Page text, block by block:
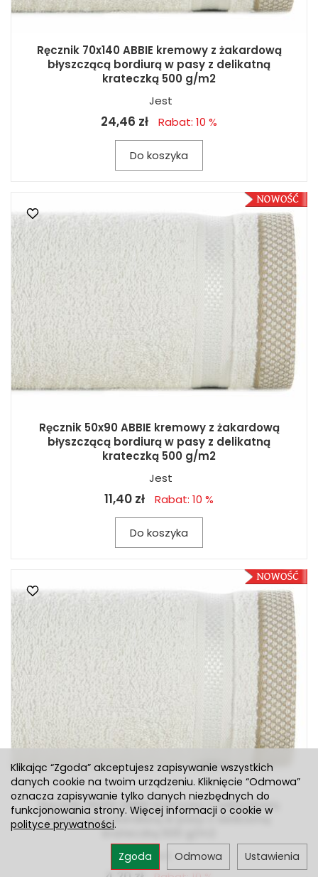
Ręcznik 70x140 ABBIE kremowy z żakardową
błyszczącą bordiurą w pasy z delikatną
krateczką 500 g/m2
Jest
24,46 zł Rabat: 10 %
Do koszyka
Ręcznik 50x90 ABBIE kremowy z żakardową
błyszczącą bordiurą w pasy z delikatną
krateczką 500 g/m2
Jest
11,40 zł Rabat: 10 %
Do koszyka
Ręcznik 30x50 ABBIE kremowy z żakardową
błyszczącą bordiurą w pasy z delikatną
krateczką 500 g/m2
Jest
Klikając “Zgoda” akceptujesz zapisywanie wszystkich
danych cookie na twoim urządzeniu. Kliknięcie “Odmowa”
oznacza zapisywanie tylko danych niezbędnych do
funkcjonowania strony. Więcej informacji o cookie w
polityce prywatności.
Ustawienia
Odmowa
Zgoda